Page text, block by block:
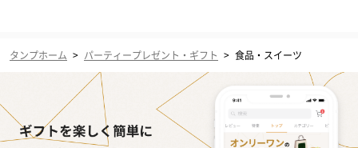
タンプホーム > パーティープレゼント・ギフト > 食品・スイーツ